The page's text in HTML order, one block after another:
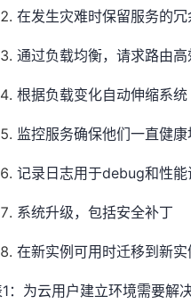
在发生灾难时保留服务的
通过负载均衡，请求路由
根据负载变化自动伸缩系统
监控服务确保他们一直健
记录日志用于debug和性能
系统升级，包括安全补丁
在新实例可用时迁移到新实
：为云用户建立环境需要解